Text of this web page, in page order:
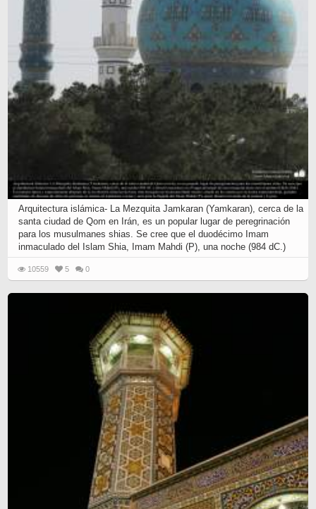
Arquitectura islámica- La Mezquita Jamkaran (Yamkaran), cerca de la
santa ciudad de Qom en Irán, es un popular lugar de peregrinación
para los musulmanes shias. Se cree que el duodécimo Imam
inmaculado del Islam Shia, Imam Mahdi (P), una noche (984 dC.)
10559 5 0